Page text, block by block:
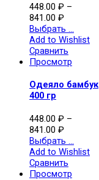
448.00 ₽ –
841.00 ₽
Выбрать ...
Add to Wishlist
Сравнить
Просмотр
Одеяло бамбук
400 гр
448.00 ₽ –
841.00 ₽
Выбрать ...
Add to Wishlist
Сравнить
Просмотр